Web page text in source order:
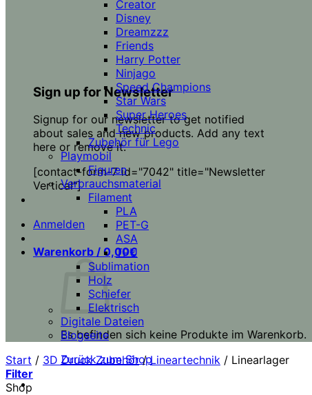
Sign up for Newsletter
Signup for our newsletter to get notified
about sales and new products. Add any text
here or remove it.
[contact-form-7 id="7042" title="Newsletter
Vertical"]
Anmelden
Warenkorb / 0,00€
Es befinden sich keine Produkte im Warenkorb.
Zurück zum Shop
Creator
Disney
Dreamzzz
Friends
Harry Potter
Ninjago
Speed Champions
Star Wars
Super Heroes
Technic
Zubehör für Lego
Playmobil
Figuren
Verbrauchsmaterial
Filament
PLA
PET-G
ASA
TPU
Sublimation
Holz
Schiefer
Elektrisch
Digitale Dateien
Blogseite
Start / 3D Druck Zubehör / Lineartechnik / Linearlager
Filter
Shop